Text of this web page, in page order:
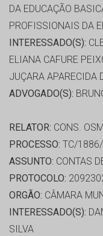
DA EDUCAÇÃO
PROFISSIONAIS DA
INTERESSADO(S):
ELIANA CAFURE
JUÇARA APARECIDA
ADVOGADO(S):
RELATOR: CONS.
PROCESSO: TC/
ASSUNTO: CONTAS
PROTOCOLO:
ORGÃO: CÂMARA
INTERESSADO(S):
SILVA